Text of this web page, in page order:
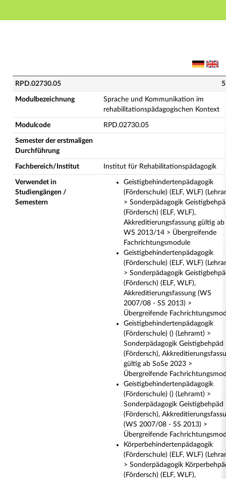
Hauptnavigation
RPD.02730.05 - Sprache und Kommunikation im
RPD.02730.05
Modulbezeichnung
Sprache und Kommunikation im
rehabilitationspädagogischen Kontext
Modulcode RPD.02730.05
Semester der erstmaligen
Durchführung
Fachbereich/Institut Institut für Rehabilitationspädagogik
Verwendet in
Studiengängen /
Semestern
Geistigbehindertenpädagogik
(Förderschule) (ELF, WLF)
> Sonderpädagogik
(Fördersch) (ELF, WLF),
Akkreditierungsfassung gültig ab
WS 2013/14 > Übergreifende
Fachrichtungsmodule
Geistigbehindertenpädagogik
(Förderschule) (ELF, WLF)
> Sonderpädagogik
(Fördersch) (ELF, WLF),
Akkreditierungsfassung (WS
2007/08 - SS 2013) >
Übergreifende
Geistigbehindertenpädagogik
(Förderschule) () (Lehramt) >
Sonderpädagogik Geistigbehpäd
(Fördersch),
gültig ab SoSe 2023 >
Übergreifende
Geistigbehindertenpädagogik
(Förderschule) () (Lehramt) >
Sonderpädagogik Geistigbehpäd
(Fördersch),
(WS 2007/08 - SS 2013) >
Übergreifende
Körperbehindertenpädagogik
(Förderschule) (ELF, WLF)
> Sonderpädagogik
(Fördersch) (ELF, WLF),